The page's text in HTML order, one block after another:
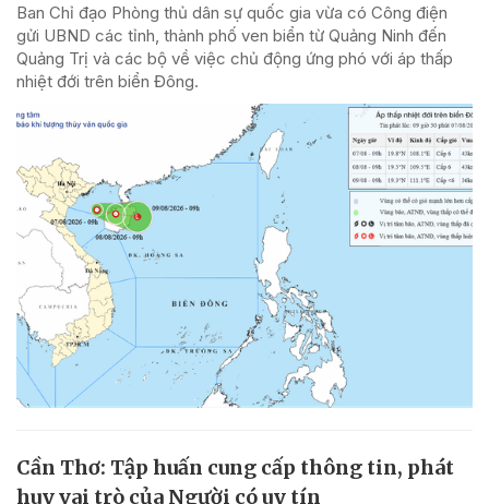
Ban Chỉ đạo Phòng thủ dân sự quốc gia vừa có Công điện
gửi UBND các tỉnh, thành phố ven biển từ Quảng Ninh đến
Quảng Trị và các bộ về việc chủ động ứng phó với áp thấp
nhiệt đới trên biển Đông.
Cần Thơ: Tập huấn cung cấp thông tin, phát
huy vai trò của Người có uy tín